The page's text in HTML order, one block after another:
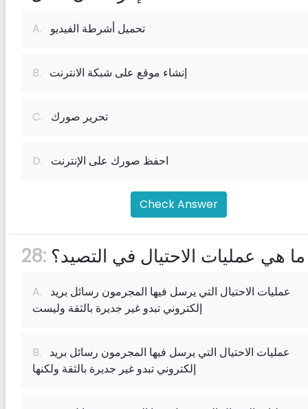
A. تحميل أشرطة الفيديو
B. إنشاء موقع على شبكة الانترنت
C. تحرير صورك
D. احفظ صورك على الإنترنت
Check Answer
28: ما هي عمليات الاحتيال في التصيد؟
A.
إلكتروني تبدو غير جديرة بالثقة وليست
B.
إلكتروني تبدو غير جديرة بالثقة ولكنها